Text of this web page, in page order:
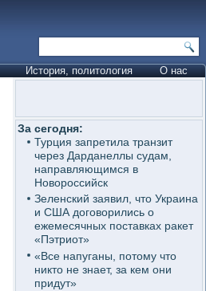
История, политология О нас
За сегодня:
Турция запретила транзит
через Дарданеллы судам,
направляющимся в
Новороссийск
Зеленский заявил, что Украина
и США договорились о
ежемесячных поставках ракет
«Пэтриот»
«Все напуганы, потому что
никто не знает, за кем они
придут»